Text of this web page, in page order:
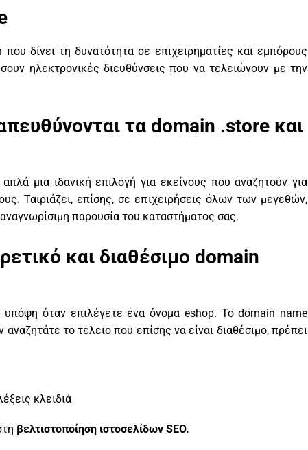
δίνει τη δυνατότητα σε επιχειρηματίες και εμπόρους
ηλεκτρονικές διευθύνσεις που να τελειώνουν με την
τα domain .store και
μια ιδανική επιλογή για εκείνους που αναζητούν για
Ταιριάζει, επίσης, σε επιχειρήσεις όλων των μεγεθών,
παρουσία του καταστήματος σας.
και διαθέσιμο domain
όταν επιλέγετε ένα όνομα eshop. Το domain name
αναζητάτε το τέλειο που επίσης να είναι διαθέσιμο, πρέπει
κλειδιά
βελτιστοποίηση ιστοσελίδων SEO.